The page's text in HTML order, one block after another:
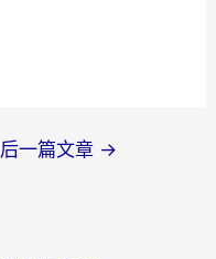
后一篇文章 →